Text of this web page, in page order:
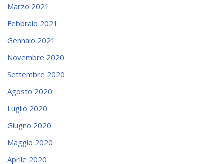
Marzo 2021
Febbraio 2021
Gennaio 2021
Novembre 2020
Settembre 2020
Agosto 2020
Luglio 2020
Giugno 2020
Maggio 2020
Aprile 2020